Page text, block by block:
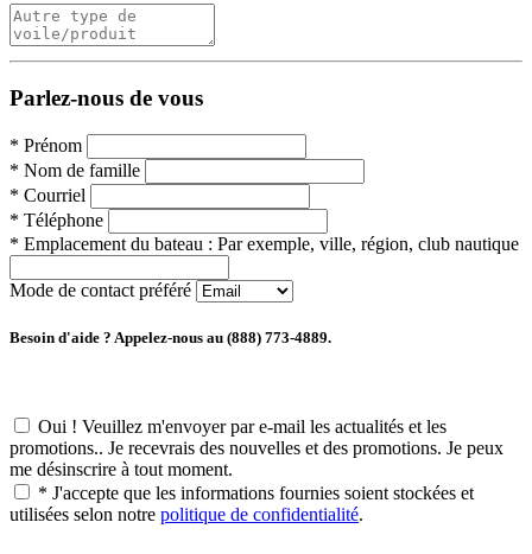
Parlez-nous de vous
* Prénom
* Nom de famille
* Courriel
* Téléphone
* Emplacement du bateau : Par exemple, ville, région, club nautique
Mode de contact préféré
Besoin d'aide ? Appelez-nous au (888) 773-4889.
Oui ! Veuillez m'envoyer par e-mail les actualités et les
promotions.. Je recevrais des nouvelles et des promotions. Je peux
me désinscrire à tout moment.
* J'accepte que les informations fournies soient stockées et
utilisées selon notre politique de confidentialité.